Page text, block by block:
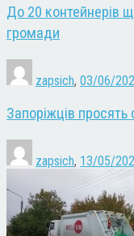
До 20 контейнерів
громади
zapsich, 03/06/
Запоріжців просять
zapsich, 13/05/